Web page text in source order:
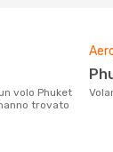
trovato